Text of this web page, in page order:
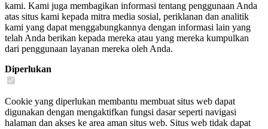
kami. Kami juga membagikan informasi tentang penggunaan Anda
atas situs kami kepada mitra media sosial, periklanan dan analitik
kami yang dapat menggabungkannya dengan informasi lain yang
telah Anda berikan kepada mereka atau yang mereka kumpulkan
dari penggunaan layanan mereka oleh Anda.
Diperlukan
Cookie yang diperlukan membantu membuat situs web dapat
digunakan dengan mengaktifkan fungsi dasar seperti navigasi
halaman dan akses ke area aman situs web. Situs web tidak dapat